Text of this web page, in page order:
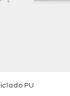
PU